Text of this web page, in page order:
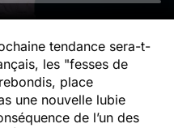
tendance sera-t-
les "fesses de
place
une nouvelle lubie
de l’un des